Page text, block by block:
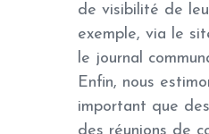
de visibilité de
exemple, via le
le journal
Enfin, nous
important que
des réunions de